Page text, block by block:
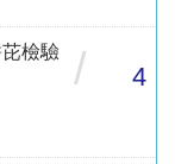
檢驗
/ 4